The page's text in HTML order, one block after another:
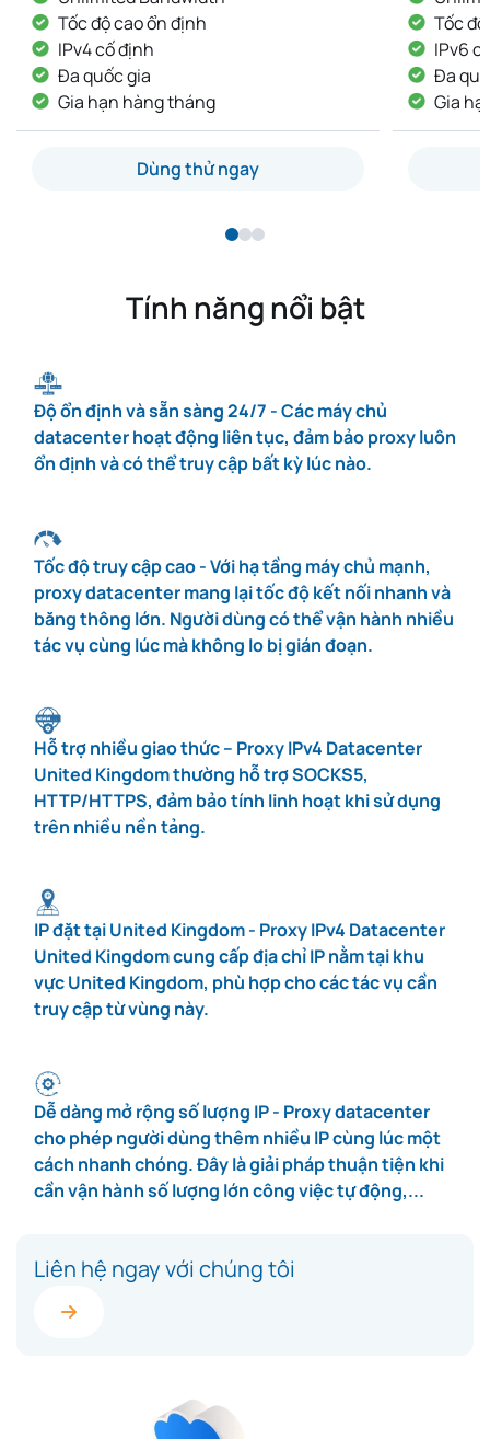
Tốc độ cao ổn định
IPv6 cố định
Đa quốc gia
Gia hạn hàng tháng
Dùng thử ngay
Tốc
IP
IP
Giao
Tính năng nổi bật
Độ ổn định và sẵn sàng 24/7 - Các máy chủ
datacenter hoạt động liên tục, đảm bảo proxy luôn
ổn định và có thể truy cập bất kỳ lúc nào.
Tốc độ truy cập cao - Với hạ tầng máy chủ mạnh,
proxy datacenter mang lại tốc độ kết nối nhanh và
băng thông lớn. Người dùng có thể vận hành nhiều
tác vụ cùng lúc mà không lo bị gián đoạn.
Hỗ trợ nhiều giao thức – Proxy IPv4 Datacenter
United Kingdom thường hỗ trợ SOCKS5,
HTTP/HTTPS, đảm bảo tính linh hoạt khi sử dụng
trên nhiều nền tảng.
IP đặt tại United Kingdom - Proxy IPv4 Datacenter
United Kingdom cung cấp địa chỉ IP nằm tại khu
vực United Kingdom, phù hợp cho các tác vụ cần
truy cập từ vùng này.
Dễ dàng mở rộng số lượng IP - Proxy datacenter
cho phép người dùng thêm nhiều IP cùng lúc một
cách nhanh chóng. Đây là giải pháp thuận tiện khi
cần vận hành số lượng lớn công việc tự động,...
Liên hệ ngay với chúng tôi